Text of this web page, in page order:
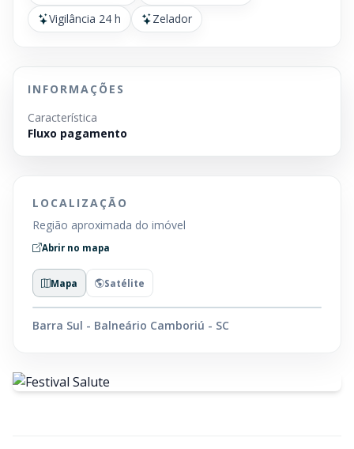
Vigilância 24 h
Zelador
INFORMAÇÕES
Característica
Fluxo pagamento
LOCALIZAÇÃO
Região aproximada do imóvel
Abrir no mapa
Mapa Satélite
Barra Sul - Balneário Camboriú - SC